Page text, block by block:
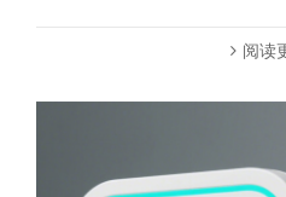
阅读